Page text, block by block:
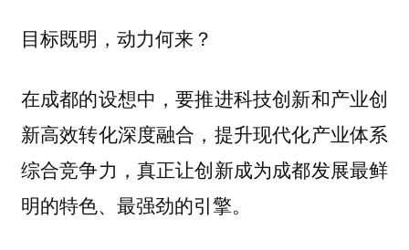
目标既明，动力何来？
在成都的设想中，要推进科技创新和产业创
新高效转化深度融合，提升现代化产业体系
综合竞争力，真正让创新成为成都发展最鲜
明的特色、最强劲的引擎。